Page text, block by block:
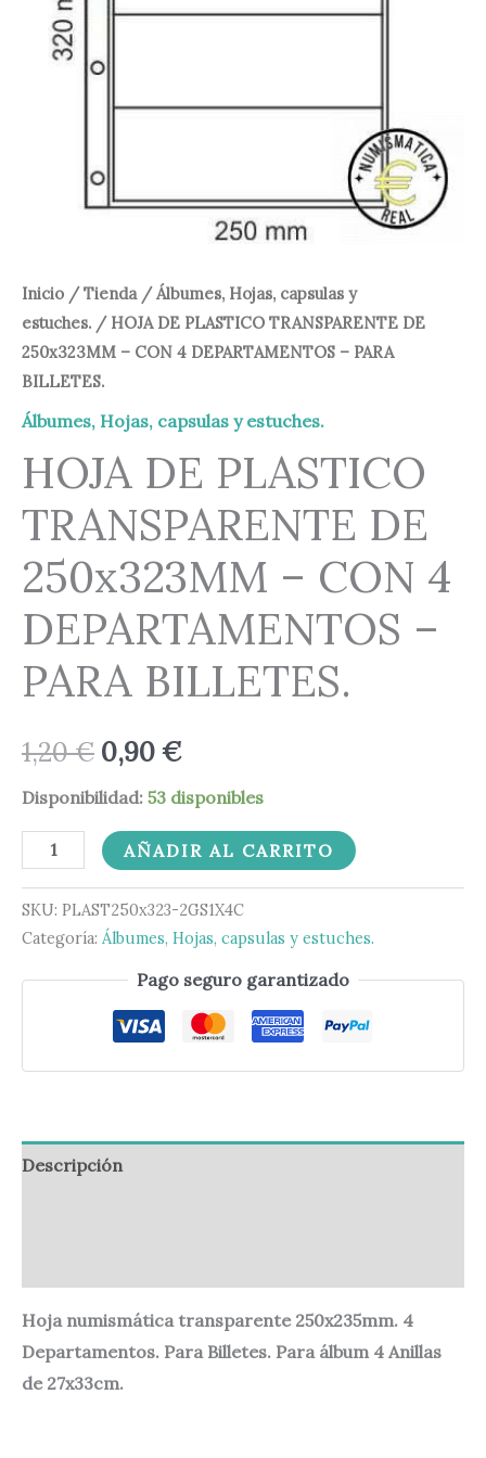
Inicio /Tienda/Álbumes, Hojas, capsulas y
estuches. / HOJA DE PLASTICO TRANSPARENTE DE
250x323MM – CON 4 DEPARTAMENTOS – PARA
BILLETES.
Álbumes, Hojas, capsulas y estuches.
HOJA DE PLASTICO
TRANSPARENTE DE
250x323MM – CON 4
DEPARTAMENTOS –
PARA BILLETES.
1,20€
1,20 €.
0,90€
0,90 €.
Disponibilidad: 53 disponibles
CON
BILLETES.
AÑADIR AL CARRITO
SKU: PLAST250x323-2GS1X4C
Categoría: Álbumes, Hojas, capsulas y estuches.
Pago seguro garantizado
Descripción
Hoja numismática transparente 250x235mm. 4
Departamentos. Para Billetes. Para álbum 4 Anillas
de 27x33cm.